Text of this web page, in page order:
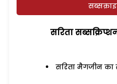
सरिता
सरिता मैगजीन का